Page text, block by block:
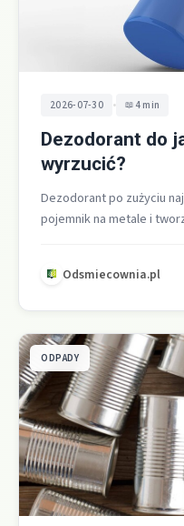
2026-07-30 • 4 min
Dezodorant do
wyrzucić?
Dezodorant po zużyciu
pojemnik na metale i
Odsmiecownia.pl
ODPADY